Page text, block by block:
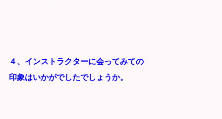
４、インストラクターに会ってみての
印象はいかがでしたでしょうか。